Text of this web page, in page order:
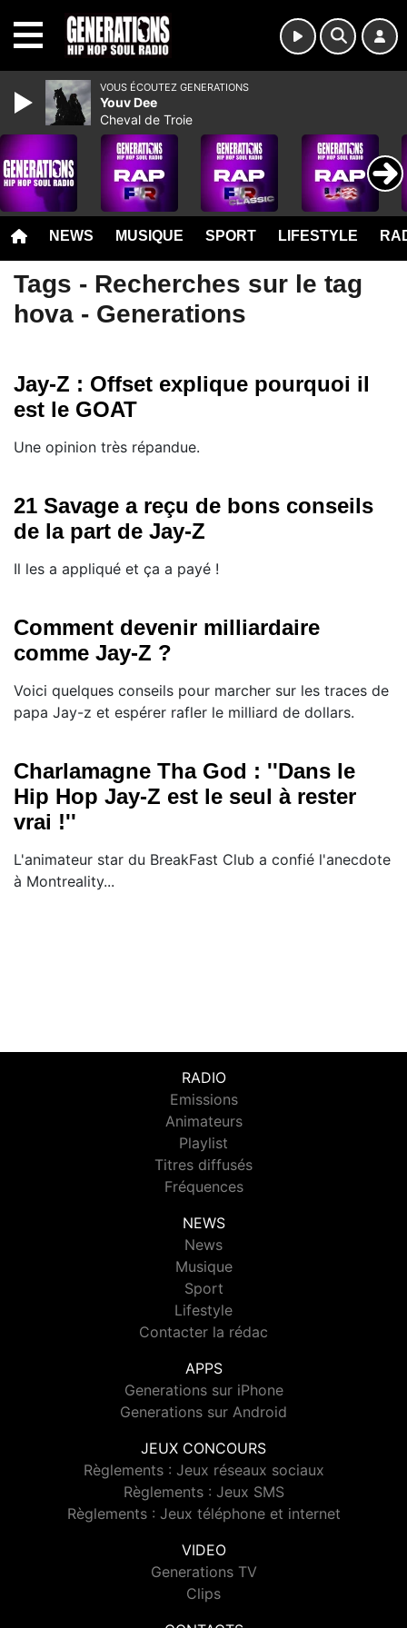
NEWS MUSIQUE SPORT LIFESTYLE
Tags - Recherches sur le tag
hova - Generations
Jay-Z : Offset explique pourquoi il
est le GOAT
Une opinion très répandue.
21 Savage a reçu de bons conseils
de la part de Jay-Z
Il les a appliqué et ça a payé !
Comment devenir milliardaire
comme Jay-Z ?
Voici quelques conseils pour marcher sur les traces de
papa Jay-z et espérer rafler le milliard de dollars.
Charlamagne Tha God : ''Dans le
Hip Hop Jay-Z est le seul à rester
vrai !''
L'animateur star du BreakFast Club a confié l'anecdote
à Montreality...
RADIO
Emissions
Animateurs
Playlist
Titres diffusés
Fréquences
NEWS
News
Musique
Sport
Lifestyle
Contacter la rédac
APPS
Generations sur iPhone
Generations sur Android
JEUX CONCOURS
Règlements : Jeux réseaux sociaux
Règlements : Jeux SMS
Règlements : Jeux téléphone et internet
VIDEO
Generations TV
Clips
VOUS ÉCOUTEZ GENERATIONS
Youv Dee
Cheval de Troie